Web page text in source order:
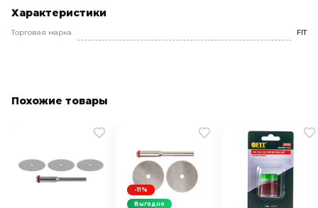
Характеристики
Торговая марка FIT
Похожие товары
-11%
Выгодно